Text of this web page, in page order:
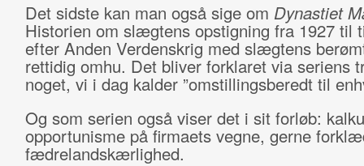
Det sidste kan man også sige om Dynastiet
Historien om slægtens opstigning fra 1927 til
efter Anden Verdenskrig med slægtens
rettidig omhu. Det bliver forklaret via seriens
noget, vi i dag kalder ”omstillingsberedt til
Og som serien også viser det i sit forløb:
opportunisme på firmaets vegne, gerne
fædrelandskærlighed.